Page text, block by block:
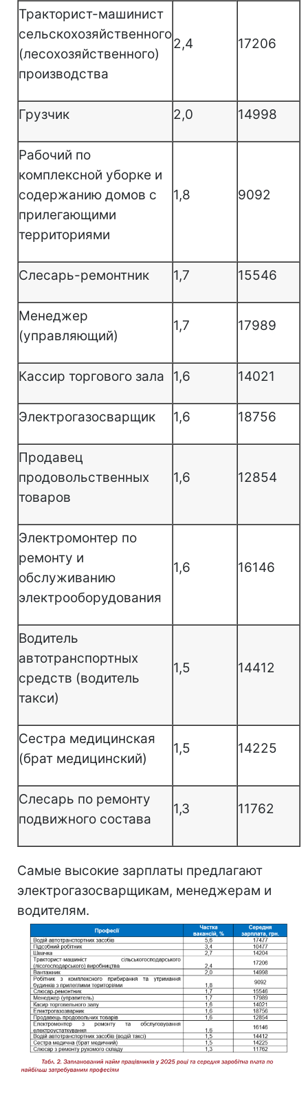
Тракторист-машинист
сельскохозяйственного
(лесохозяйственного)
производства
2,4 17206
Грузчик 2,0 14998
Рабочий по
комплексной уборке и
содержанию домов с
прилегающими
территориями
1,8 9092
Слесарь-ремонтник 1,7 15546
Менеджер
(управляющий)
1,7 17989
Кассир торгового зала 1,6 14021
Электрогазосварщик 1,6 18756
Продавец
продовольственных
товаров
1,6 12854
Электромонтер по
ремонту и
обслуживанию
электрооборудования
1,6 16146
Водитель
автотранспортных
средств (водитель
такси)
1,5 14412
Сестра медицинская
(брат медицинский)
1,5 14225
Слесарь по ремонту
подвижного состава
1,3 11762
Самые высокие зарплаты предлагают
электрогазосварщикам, менеджерам и
водителям.